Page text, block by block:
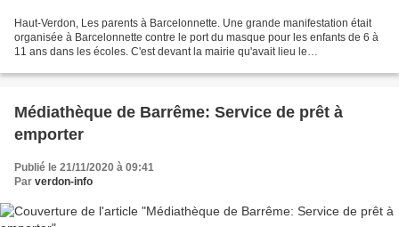
Haut-Verdon, Les parents à Barcelonnette. Une grande manifestation était
organisée à Barcelonnette contre le port du masque pour les enfants de 6 à
11 ans dans les écoles. C'est devant la mairie qu'avait lieu le
Médiathèque de Barrême: Service de prêt à
emporter
Publié le 21/11/2020 à 09:41
Par verdon-info